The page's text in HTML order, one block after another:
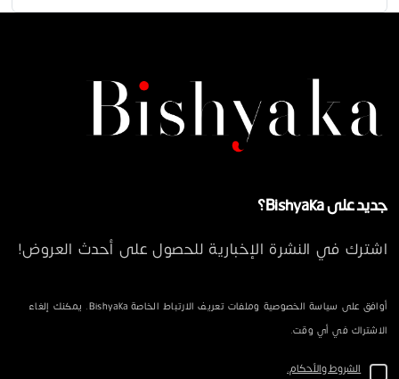
جديد على Bishyaka؟
اشترك في النشرة الإخبارية للحصول على أحدث العروض!
أوافق على سياسة الخصوصية وملفات تعريف الارتباط الخاصة Bishyaka. يمكنك إلغاء
الاشتراك في أي وقت.
الشروط والأحكام.